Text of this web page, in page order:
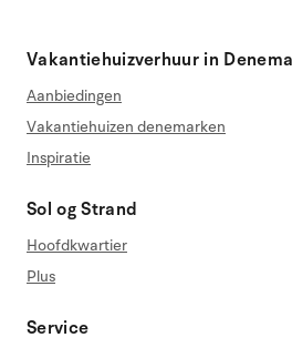
Vakantiehuizverhuur in
Aanbiedingen
Vakantiehuizen denemarken
Inspiratie
Sol og Strand
Hoofdkwartier
Plus
Service